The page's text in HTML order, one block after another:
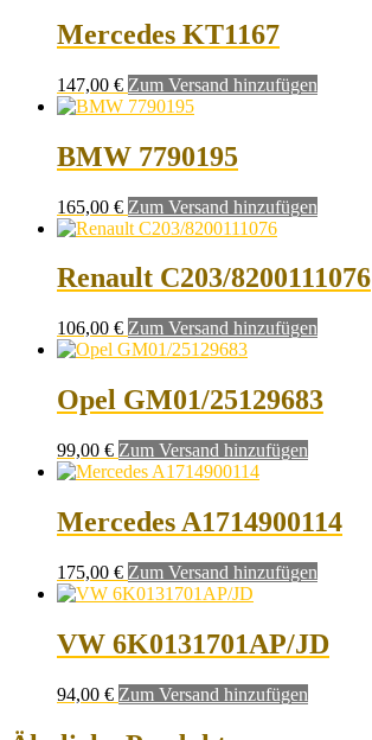
Mercedes KT1167
147,00 € Zum Versand hinzufügen
BMW 7790195
165,00 € Zum Versand hinzufügen
Renault C203/8200111076
106,00 € Zum Versand hinzufügen
Opel GM01/25129683
99,00 € Zum Versand hinzufügen
Mercedes A1714900114
175,00 € Zum Versand hinzufügen
VW 6K0131701AP/JD
94,00 € Zum Versand hinzufügen